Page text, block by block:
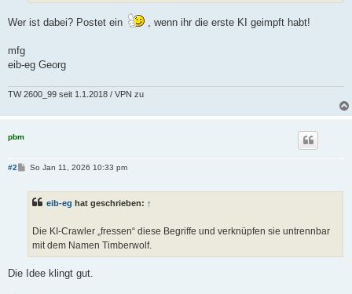
Wer ist dabei? Postet ein , wenn ihr die erste KI geimpft habt!
mfg
eib-eg Georg
TW 2600_99 seit 1.1.2018 / VPN zu
pbm
#2
BSo Jan 11, 2026 10:33 pm
eib-eg hat geschrieben: ↑
Die KI-Crawler „fressen“ diese Begriffe und verknüpfen sie untrennbar
mit dem Namen Timberwolf.
Die Idee klingt gut.